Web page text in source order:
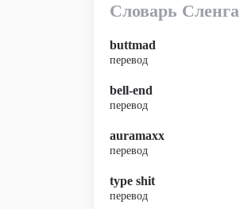
Словарь Сленга
buttmad
перевод
bell-end
перевод
auramaxx
перевод
type shit
перевод